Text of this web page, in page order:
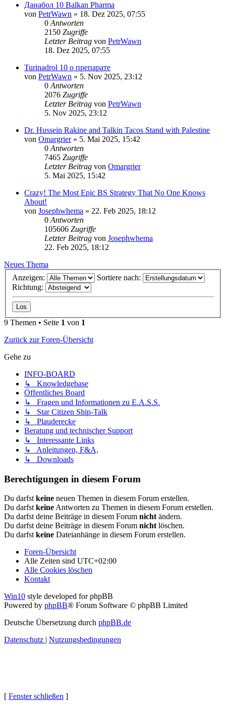
Данабол 10 Balkan Pharma
von PetrWawn » 18. Dez 2025, 07:55
0Antworten
2150 Zugriffe
Letzter Beitrag von PetrWawn
18. Dez 2025, 07:55
Turinadrol 10 о препарате
von PetrWawn » 5. Nov 2025, 23:12
0Antworten
2076 Zugriffe
Letzter Beitrag von PetrWawn
5. Nov 2025, 23:12
Dr. Hussein Rakine and Talkin Tacos Stand with Palestine
von Omargrier» 5. Mai 2025, 15:42
0Antworten
7465 Zugriffe
Letzter Beitrag von Omargrier
5. Mai 2025, 15:42
Crazy! The Most Epic BS Strategy That No One Knows
About!
von Josephwhema » 22. Feb 2025, 18:12
0Antworten
105606 Zugriffe
Letzter Beitrag von Josephwhema
22. Feb 2025, 18:12
Neues Thema
Anzeigen:
Sortiere nach:
Richtung:
9 Themen • Seite 1 von 1
Zurück zur Foren-Übersicht
Gehe zu
INFO-BOARD
↳ Knowledgebase
Öffentliches Board
↳ Fragen und Informationen zu E.A.S.S.
↳ Star Citizen Ship-Talk
↳ Plauderecke
Beratung und technischer Support
↳ Interessante Links
↳ Anleitungen, F&A,
↳ Downloads
Berechtigungen in diesem Forum
Du darfstkeine neuen Themen in diesem Forum erstellen.
Du darfstkeineAntworten zu Themen in diesem Forum erstellen.
Du darfst deine Beiträge in diesem Forum nichtändern.
Du darfst deine Beiträge in diesem Forum nichtlöschen.
Du darfstkeine Dateianhänge in diesem Forum erstellen.
Foren-Übersicht
Alle Zeiten sind UTC+02:00
Alle Cookies löschen
Kontakt
Win10 style developed for phpBB
Powered by phpBB® Forum Software © phpBB Limited
Deutsche Übersetzung durch phpBB.de
Datenschutz
Nutzungsbedingungen
[ Fenster schließen ]